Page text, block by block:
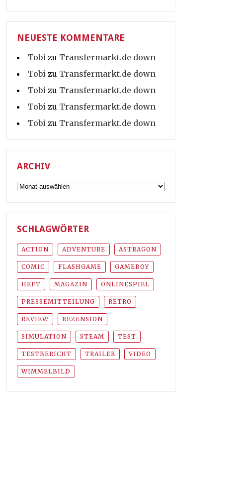
NEUESTE KOMMENTARE
Tobi zu Transfermarkt.de down
Tobi zu Transfermarkt.de down
Tobi zu Transfermarkt.de down
Tobi zu Transfermarkt.de down
Tobi zu Transfermarkt.de down
ARCHIV
Archiv
SCHLAGWÖRTER
ACTION ADVENTURE ASTRAGON
COMIC FLASHGAME GAMEBOY
HEFT MAGAZIN ONLINESPIEL
PRESSEMITTEILUNG RETRO
REVIEW REZENSION
SIMULATION STEAM TEST
TESTBERICHT TRAILER VIDEO
WIMMELBILD